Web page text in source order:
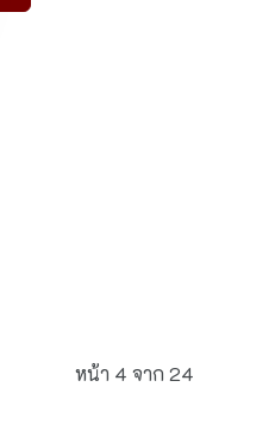
หน้า 4 จาก 24